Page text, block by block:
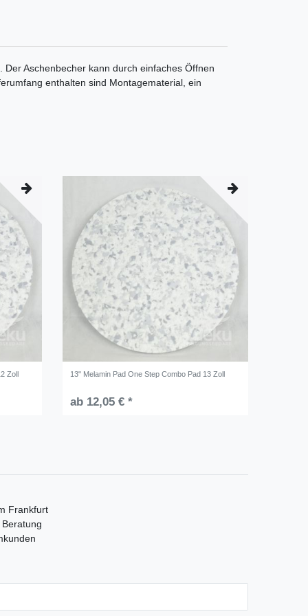
Aschenbecher kann durch einfaches Öffnen
enthalten sind Montagematerial, ein
Zoll 13" Melamin Pad One Step Combo Pad 13 Zoll
ab 12,05 € *
Frankfurt